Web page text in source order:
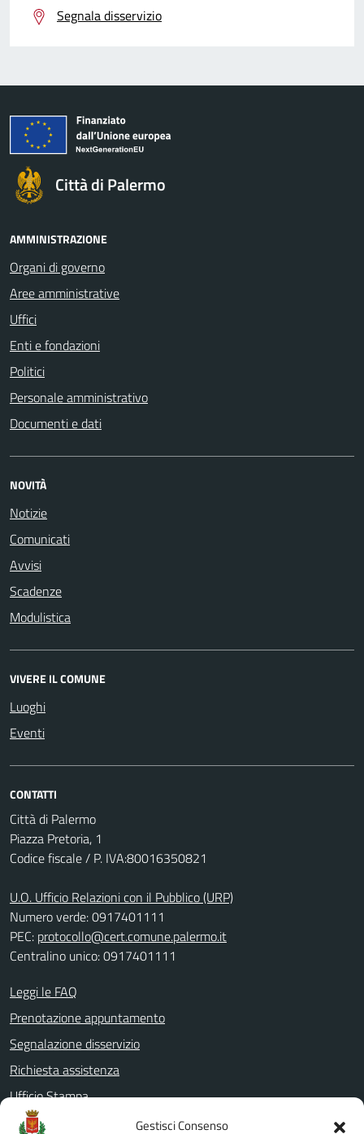
Gestisci Consenso
Segnala disservizio
Città di Palermo
AMMINISTRAZIONE
Organi di governo
Aree amministrative
Uffici
Enti e fondazioni
Politici
Personale amministrativo
Documenti e dati
NOVITÀ
Notizie
Comunicati
Avvisi
Scadenze
Modulistica
VIVERE IL COMUNE
Luoghi
Eventi
CONTATTI
Città di Palermo
Piazza Pretoria, 1
Codice fiscale / P. IVA:80016350821
U.O. Ufficio Relazioni con il Pubblico (URP)
Numero verde: 0917401111
PEC: protocollo@cert.comune.palermo.it
Centralino unico: 0917401111
Leggi le FAQ
Prenotazione appuntamento
Segnalazione disservizio
Richiesta assistenza
Ufficio Stampa
Amministrazione Trasparente